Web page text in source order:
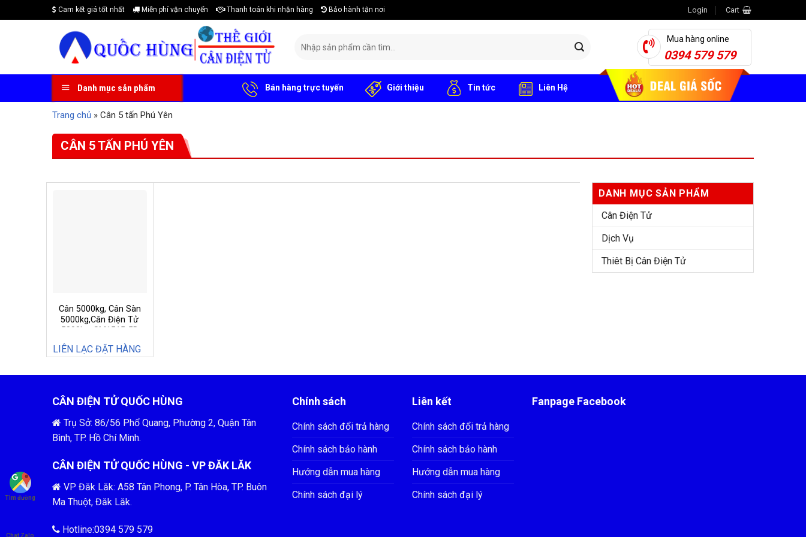
to
Cam kết giá tốt nhất Miễn phí vận chuyển Thanh toán khi nhận hàng Bảo hành tận nơi Login Cart
for:
Mua hàng online
0394 579 579
Danh mục sản phẩm Bán hàng trực tuyến Giới thiệu Tin tức Liên Hệ
Trang chủ » Cân 5 tấn Phú Yên
CÂN 5 TẤN PHÚ YÊN
Cân 5000kg, Cân Sàn
5000kg,Cân Điện Tử
5000kg, SM1515-5D
LIÊN LẠC ĐẶT HÀNG
DANH MỤC SẢN PHẨM
Cân Điện Tử
Dịch Vụ
Thiêt Bị Cân Điện Tử
CÂN ĐIỆN TỬ QUỐC HÙNG
Trụ Sở: 86/56 Phổ Quang, Phường 2, Quận Tân
Bình, TP. Hồ Chí Minh.
CÂN ĐIỆN TỬ QUỐC HÙNG - VP ĐĂK LĂK
VP Đăk Lăk: A58 Tân Phong, P. Tân Hòa, TP. Buôn
Ma Thuột, Đăk Lăk.
Hotline:0394 579 579
Chính sách
Chính sách đổi trả hàng
Chính sách bảo hành
Hướng dẫn mua hàng
Chính sách đại lý
Liên kết
Chính sách đổi trả hàng
Chính sách bảo hành
Hướng dẫn mua hàng
Chính sách đại lý
Fanpage Facebook
Tìm đường
Chat Zalo